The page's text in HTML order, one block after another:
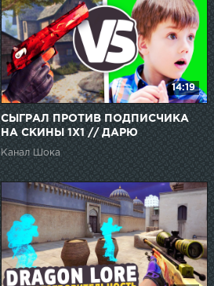
14:19
СЫГРАЛ ПРОТИВ ПОДПИСЧИКА
НА СКИНЫ 1Х1 // ДАРЮ
ПОДПИСЧИКАМ СКИНЫ ЗА
ПОБЕДУ l CS:GO
Канал Шока